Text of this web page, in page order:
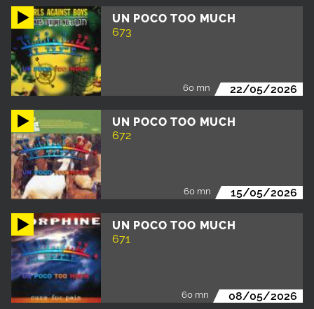
UN POCO TOO MUCH
673
60 mn 22/05/2026
UN POCO TOO MUCH
672
60 mn 15/05/2026
UN POCO TOO MUCH
671
60 mn 08/05/2026